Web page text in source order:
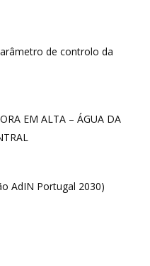
de controlo da
EM ALTA – ÁGUA DA
AdIN Portugal 2030)